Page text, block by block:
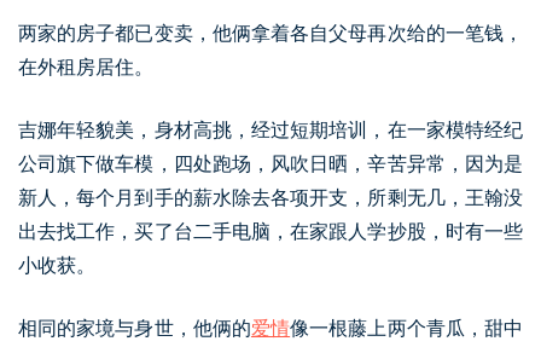
两家的房子都已变卖，他俩拿着各自父母再次给的一笔钱，
在外租房居住。
吉娜年轻貌美，身材高挑，经过短期培训，在一家模特经纪
公司旗下做车模，四处跑场，风吹日晒，辛苦异常，因为是
新人，每个月到手的薪水除去各项开支，所剩无几，王翰没
出去找工作，买了台二手电脑，在家跟人学抄股，时有一些
小收获。
相同的家境与身世，他俩的爱情像一根藤上两个青瓜，甜中